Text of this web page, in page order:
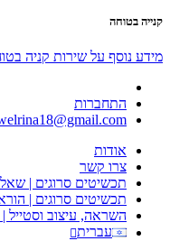
קנייה בטוחה
מידע נוסף על שירות קניה
התחברות
אודות
צרו קשר
תכשיטים סרוגים |
תכשיטים סרוגים |
השראה, עיצוב וסטייל | JewelRina
עברית